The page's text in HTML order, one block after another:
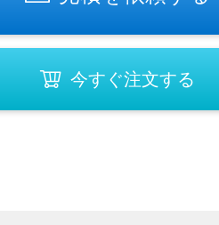
今すぐ注文する